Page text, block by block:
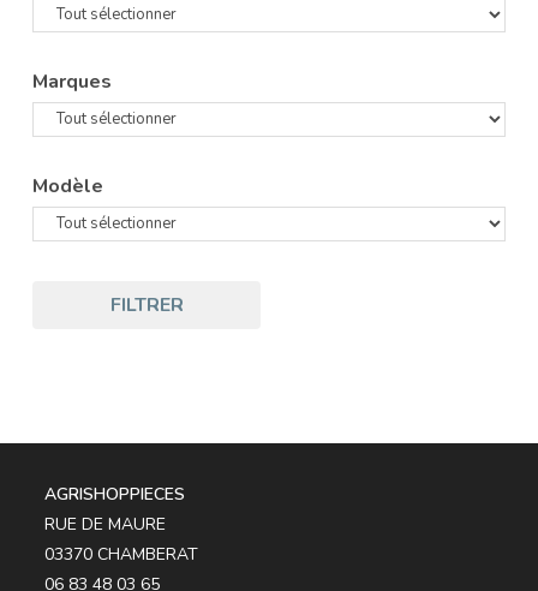
Marques
Modèle
FILTRER
AGRISHOPPIECES
RUE DE MAURE
03370 CHAMBERAT
06 83 48 03 65